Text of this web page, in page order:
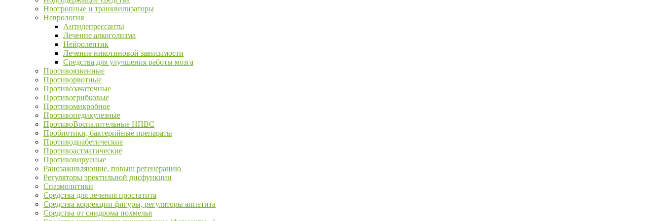
Ноотропные и транквилизаторы
Неврология
Антидепрессанты
Лечение алкоголизма
Нейролептик
Лечение никотиновой зависимости
Средства для улучшения работы мозга
Противоязвенные
Противорвотные
Противозачаточные
Противогрибковые
Противомикробное
Противопедикулезные
ПротивоВоспалительные НПВС
Пробиотики, бактерийные препараты
Противодиабетические
Противоастматические
Противовирусные
Ранозаживляющие, повыш регенерацию
Регуляторы эректильной дисфункции
Спазмолитики
Средства для лечения простатита
Средства коррекции фигуры, регуляторы аппетита
Средства от синдрома похмелья